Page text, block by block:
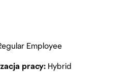
Employee
pracy Hybrid